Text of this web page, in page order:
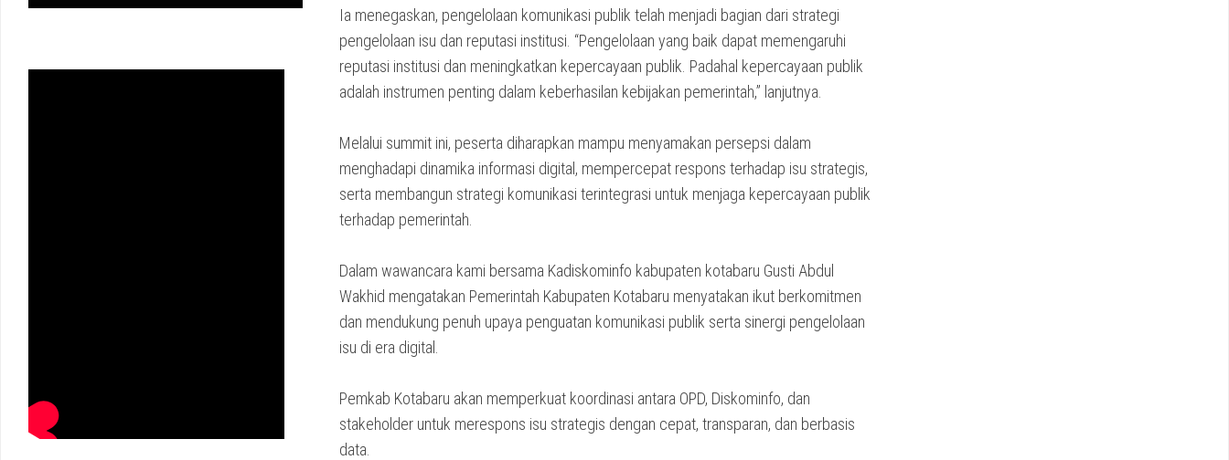
‎Ia menegaskan, pengelolaan komunikasi publik telah menjadi bagian dari strategi
pengelolaan isu dan reputasi institusi. “Pengelolaan yang baik dapat memengaruhi
reputasi institusi dan meningkatkan kepercayaan publik. Padahal kepercayaan publik
adalah instrumen penting dalam keberhasilan kebijakan pemerintah,” lanjutnya.
‎Melalui summit ini, peserta diharapkan mampu menyamakan persepsi dalam
menghadapi dinamika informasi digital, mempercepat respons terhadap isu strategis,
serta membangun strategi komunikasi terintegrasi untuk menjaga kepercayaan publik
terhadap pemerintah.
‎Dalam wawancara kami bersama Kadiskominfo kabupaten kotabaru Gusti Abdul
Wakhid mengatakan Pemerintah Kabupaten Kotabaru menyatakan ikut berkomitmen
dan mendukung penuh upaya penguatan komunikasi publik serta sinergi pengelolaan
isu di era digital.
‎Pemkab Kotabaru akan memperkuat koordinasi antara OPD, Diskominfo, dan
stakeholder untuk merespons isu strategis dengan cepat, transparan, dan berbasis
data.